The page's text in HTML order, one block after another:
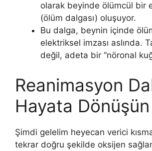
olarak beyinde ölümcül bir
(ölüm dalgası) oluşuyor.
Bu dalga, beynin içinde
elektriksel imzası aslında.
değil, adeta bir “nöronal
Reanimasyon
Hayata
Şimdi gelelim heyecan verici
tekrar doğru şekilde oksijen